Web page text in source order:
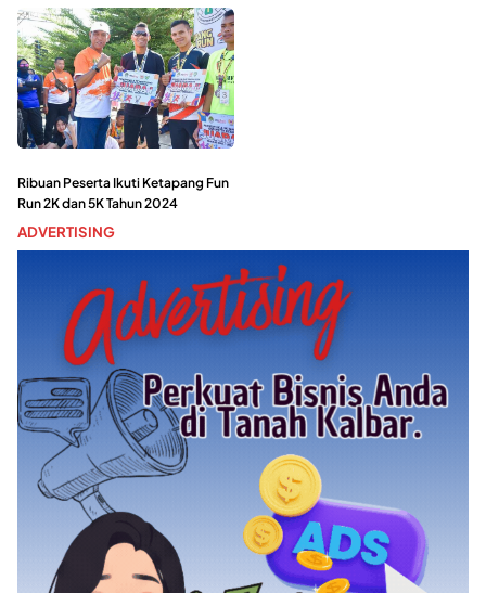
Ribuan Peserta Ikuti Ketapang Fun
Run 2K dan 5K Tahun 2024
ADVERTISING